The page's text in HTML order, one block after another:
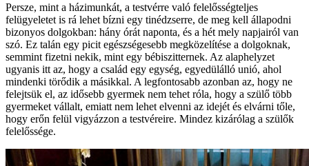
Persze, mint a házimunkát, a testvérre való felelősségteljes
felügyeletet is rá lehet bízni egy tinédzserre, de meg kell állapodni
bizonyos dolgokban: hány órát naponta, és a hét mely napjairól van
szó. Ez talán egy picit egészségesebb megközelítése a dolgoknak,
semmint fizetni nekik, mint egy bébiszitternek. Az alaphelyzet
ugyanis itt az, hogy a család egy egység, egyedülálló unió, ahol
mindenki törődik a másikkal. A legfontosabb azonban az, hogy ne
felejtsük el, az idősebb gyermek nem tehet róla, hogy a szülő több
gyermeket vállalt, emiatt nem lehet elvenni az idejét és elvárni tőle,
hogy erőn felül vigyázzon a testvéreire. Mindez kizárólag a szülők
felelőssége.